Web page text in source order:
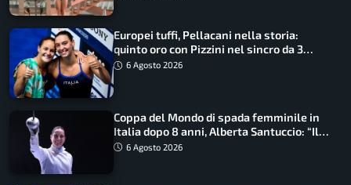
Europei tuffi, Pellacani nella storia:
quinto oro con Pizzini nel sincro da 3
metri
6 Agosto 2026
Coppa del Mondo di spada femminile in
Italia dopo 8 anni, Alberta Santuccio: “Il
lavoro dà sempre i suoi frutti”
6 Agosto 2026